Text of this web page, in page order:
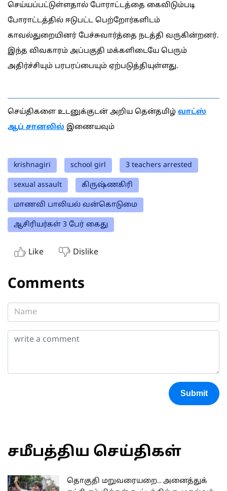
செய்யப்பட்டுள்ளதால் போராட்டத்தை கைவிடும்படி
போராட்டத்தில் ஈடுபட்ட பெற்றோர்களிடம்
காவல்துறையினர் பேச்சுவார்த்தை நடத்தி வருகின்றனர்.
இந்த விவகாரம் அப்பகுதி மக்களிடையே பெரும்
அதிர்ச்சியும் பரபரப்பையும் ஏற்படுத்தியுள்ளது.
செய்திகளை உடனுக்குடன் அறிய தென்தமிழ் வாட்ஸ்
ஆப் சானலில் இணையவும்
krishnagiri school girl 3 teachers arrested
sexual assault கிருஷ்ணகிரி
மாணவி பாலியல் வன்கொடுமை
ஆசிரியர்கள் 3 பேர் கைது
Like Dislike
Comments
Submit
சமீபத்திய செய்திகள்
தொகுதி மறுவரையறை.. அனைத்துக்